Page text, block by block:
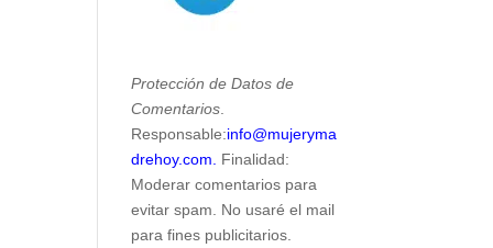
Protección de Datos de
Comentarios
Responsable:info@mujeryma
drehoy.com.
Finalidad:
Moderar comentarios para
evitar spam. No usaré el mail
para fines publicitarios.